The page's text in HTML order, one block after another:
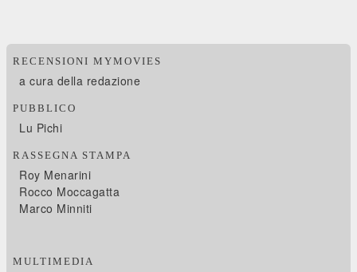
RECENSIONI MYMOVIES
a cura della redazione
PUBBLICO
Lu Pichi
RASSEGNA STAMPA
Roy Menarini
Rocco Moccagatta
Marco Minniti
MULTIMEDIA